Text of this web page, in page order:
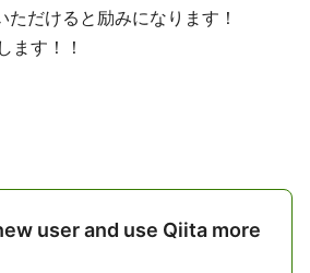
だけると励みになります！
ます！！
user and use Qiita more